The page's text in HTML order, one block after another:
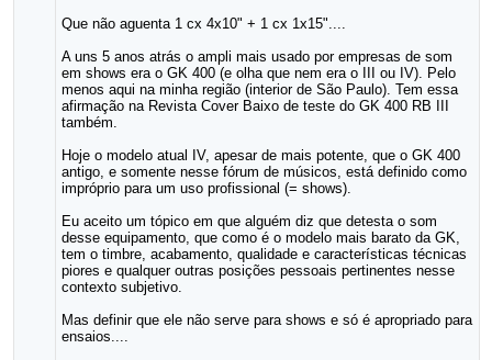
Que não aguenta 1 cx 4x10" + 1 cx 1x15"....
A uns 5 anos atrás o ampli mais usado por empresas de som
em shows era o GK 400 (e olha que nem era o III ou IV). Pelo
menos aqui na minha região (interior de São Paulo). Tem essa
afirmação na Revista Cover Baixo de teste do GK 400 RB III
também.
Hoje o modelo atual IV, apesar de mais potente, que o GK 400
antigo, e somente nesse fórum de músicos, está definido como
impróprio para um uso profissional (= shows).
Eu aceito um tópico em que alguém diz que detesta o som
desse equipamento, que como é o modelo mais barato da GK,
tem o timbre, acabamento, qualidade e características técnicas
piores e qualquer outras posições pessoais pertinentes nesse
contexto subjetivo.
Mas definir que ele não serve para shows e só é apropriado para
ensaios....